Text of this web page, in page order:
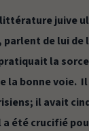
juive
parlent de lui de
la
la bonne voie.
il avait
a été crucifié